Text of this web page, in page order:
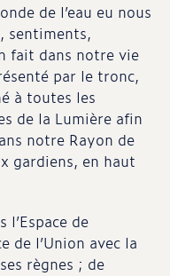
de l’eau eu nous
sentiments,
fait dans notre vie
par le tronc,
à toutes les
de la Lumière afin
notre Rayon de
gardiens, en haut
de
de l’Union avec la
règnes ; de